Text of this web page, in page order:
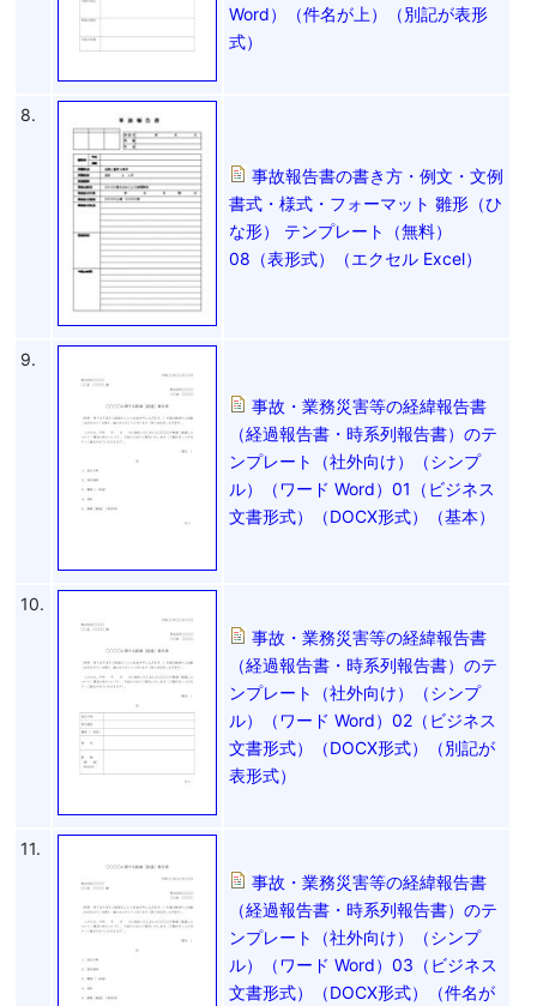
Word）（件名が上）（別記が表形
式）
8.
事故報告書の書き方・例文・文例
書式・様式・フォーマット 雛形（ひ
な形） テンプレート（無料）
08（表形式）（エクセル Excel）
9.
事故・業務災害等の経緯報告書
（経過報告書・時系列報告書）のテ
ンプレート（社外向け）（シンプ
ル）（ワード Word）01（ビジネス
文書形式）（DOCX形式）（基本）
10.
事故・業務災害等の経緯報告書
（経過報告書・時系列報告書）のテ
ンプレート（社外向け）（シンプ
ル）（ワード Word）02（ビジネス
文書形式）（DOCX形式）（別記が
表形式）
11.
事故・業務災害等の経緯報告書
（経過報告書・時系列報告書）のテ
ンプレート（社外向け）（シンプ
ル）（ワード Word）03（ビジネス
文書形式）（DOCX形式）（件名が